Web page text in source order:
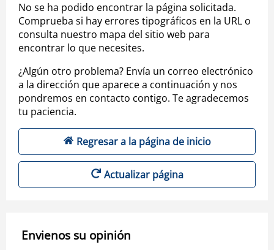
No se ha podido encontrar la página solicitada.
Comprueba si hay errores tipográficos en la URL o
consulta nuestro mapa del sitio web para
encontrar lo que necesites.
¿Algún otro problema? Envía un correo electrónico
a la dirección que aparece a continuación y nos
pondremos en contacto contigo. Te agradecemos
tu paciencia.
Regresar a la página de inicio
Actualizar página
Envienos su opinión